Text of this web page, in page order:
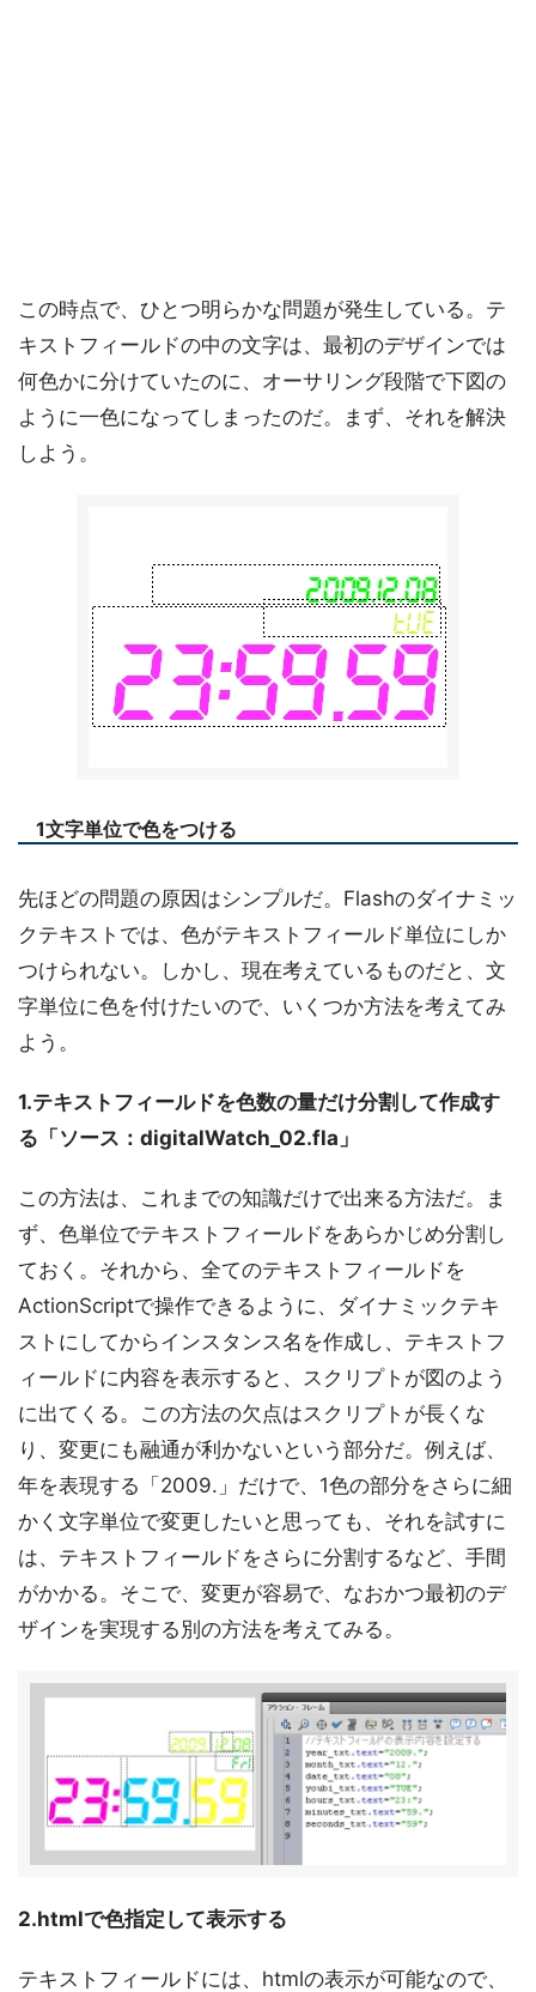
この時点で、ひとつ明らかな問題が発生している。テ
キストフィールドの中の文字は、最初のデザインでは
何色かに分けていたのに、オーサリング段階で下図の
ように一色になってしまったのだ。まず、それを解決
しよう。
1文字単位で色をつける
先ほどの問題の原因はシンプルだ。Flashのダイナミッ
クテキストでは、色がテキストフィールド単位にしか
つけられない。しかし、現在考えているものだと、文
字単位に色を付けたいので、いくつか方法を考えてみ
よう。
1.テキストフィールドを色数の量だけ分割して作成す
る「ソース：digitalWatch_02.fla」
この方法は、これまでの知識だけで出来る方法だ。ま
ず、色単位でテキストフィールドをあらかじめ分割し
ておく。それから、全てのテキストフィールドを
ActionScriptで操作できるように、ダイナミックテキ
ストにしてからインスタンス名を作成し、テキストフ
ィールドに内容を表示すると、スクリプトが図のよう
に出てくる。この方法の欠点はスクリプトが長くな
り、変更にも融通が利かないという部分だ。例えば、
年を表現する「2009.」だけで、1色の部分をさらに細
かく文字単位で変更したいと思っても、それを試すに
は、テキストフィールドをさらに分割するなど、手間
がかかる。そこで、変更が容易で、なおかつ最初のデ
ザインを実現する別の方法を考えてみる。
2.htmlで色指定して表示する
テキストフィールドには、htmlの表示が可能なので、